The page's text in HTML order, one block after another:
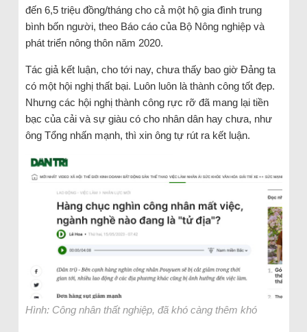
đến 6,5 triệu đồng/tháng cho cả một hộ gia đình trung
bình bốn người, theo Báo cáo của Bộ Nông nghiệp và
phát triển nông thôn năm 2020.
Tác giả kết luận, cho tới nay, chưa thấy bao giờ Đảng ta
có một hội nghị thất bại. Luôn luôn là thành công tốt đẹp.
Nhưng các hội nghị thành công rực rỡ đã mang lại tiền
bạc của cải và sự giàu có cho nhân dân hay chưa, như
ông Tổng nhấn mạnh, thì xin ông tự rút ra kết luận.
Hình: Công nhân thất nghiệp, đã khó càng thêm khó